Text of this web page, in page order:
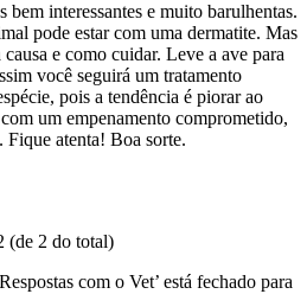
bem interessantes e muito barulhentas.
pode estar com uma dermatite. Mas
e como cuidar. Leve a ave para
você seguirá um tratamento
pois a tendência é piorar ao
um empenamento comprometido,
Fique atenta! Boa sorte.
(de 2 do total)
com o Vet’ está fechado para